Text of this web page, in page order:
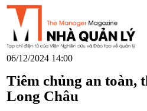
06/12/2024 14:00
Tiêm chủng an toàn,
Long Châu